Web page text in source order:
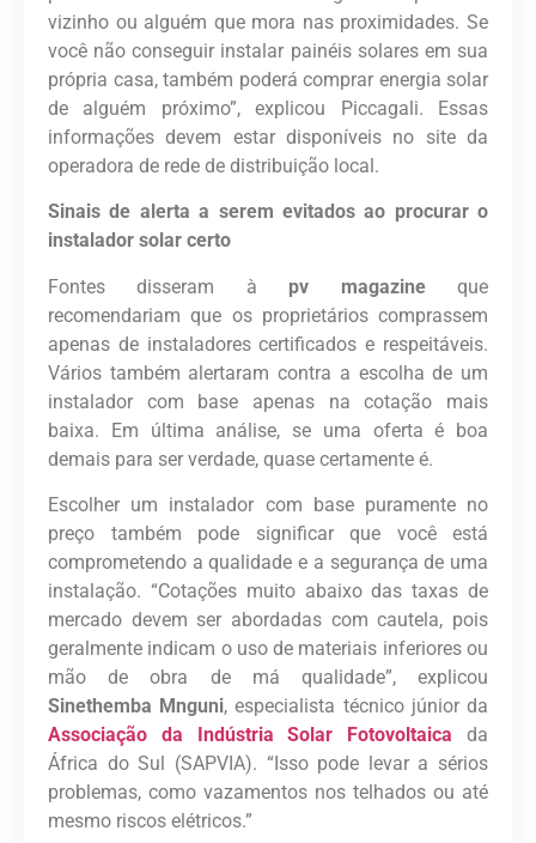
vizinho ou alguém que mora nas proximidades. Se
você não conseguir instalar painéis solares em sua
própria casa, também poderá comprar energia solar
de alguém próximo”, explicou Piccagali. Essas
informações devem estar disponíveis no site da
operadora de rede de distribuição local.
Sinais de alerta a serem evitados ao procurar o
instalador solar certo
Fontes disseram à pv magazineque
recomendariam que os proprietários comprassem
apenas de instaladores certificados e respeitáveis.
Vários também alertaram contra a escolha de um
instalador com base apenas na cotação mais
baixa. Em última análise, se uma oferta é boa
demais para ser verdade, quase certamente é.
Escolher um instalador com base puramente no
preço também pode significar que você está
comprometendo a qualidade e a segurança de uma
instalação. “Cotações muito abaixo das taxas de
mercado devem ser abordadas com cautela, pois
geralmente indicam o uso de materiais inferiores ou
mão de obra de má qualidade”, explicou
Sinethemba Mnguni, especialista técnico júnior da
Associação da Indústria Solar Fotovoltaica da
África do Sul (SAPVIA). “Isso pode levar a sérios
problemas, como vazamentos nos telhados ou até
mesmo riscos elétricos.”